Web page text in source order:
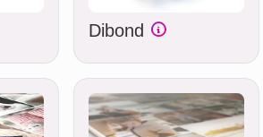
Dibond